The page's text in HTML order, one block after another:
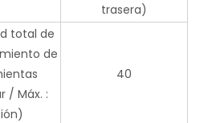
trasera)
total de
de
/ Máx. :
40